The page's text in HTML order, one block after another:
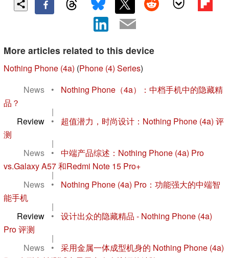
More articles related to this device
Nothing Phone (4a) (Phone (4) Series)
News
•
Nothing Phone（4a）：中档手机中的隐藏精
品？
|
Review
•
超值潜力，时尚设计：Nothing Phone (4a) 评
测
|
News
•
中端产品综述：Nothing Phone (4a) Pro
vs.Galaxy A57 和Redmi Note 15 Pro+
|
News
•
Nothing Phone (4a) Pro：功能强大的中端智
能手机
|
Review
•
设计出众的隐藏精品 - Nothing Phone (4a)
Pro 评测
|
News
•
采用金属一体成型机身的 Nothing Phone (4a)